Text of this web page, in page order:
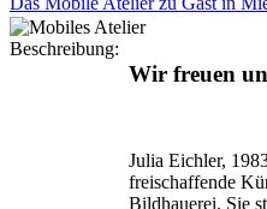
Beschreibung:
Wir freuen
Julia Eichler,
freischaffende
Bildhauerei. Sie